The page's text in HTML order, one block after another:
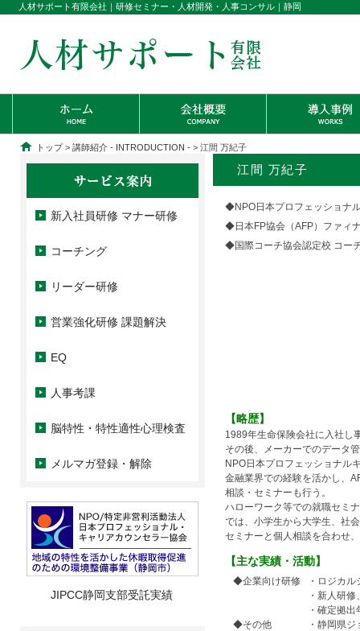
人材サポート有限会社｜研修セミナー・人材開発・人事コンサル｜静岡
トップ> 講師紹介 - INTRODUCTION - > 江間 万紀子
江間 万紀子
◆NPO日本プロフェッショナ
◆日本FP協会（AFP）ファィ
◆国際コーチ協会認定校 コー
【略歴】
1989年生命保険会社に入社し
その後、メーカーでのデータ
NPO日本プロフェッショナル
金融業界での経験を活かし、
相談・セミナーも行う。
ハローワーク等での就職セミ
では、小学生から大学生、社
セミナーと個人相談を合わせ
【主な実績・活動】
◆企業向け研修
・ロジカ
・新人研
・確定拠
◆その他
・静岡県
新入社員研修 マナー研修
コーチング
リーダー研修
営業強化研修 課題解決
EQ
人事考課
脳特性・特性適性心理検査
メルマガ登録・解除
JIPCC静岡支部受託実績